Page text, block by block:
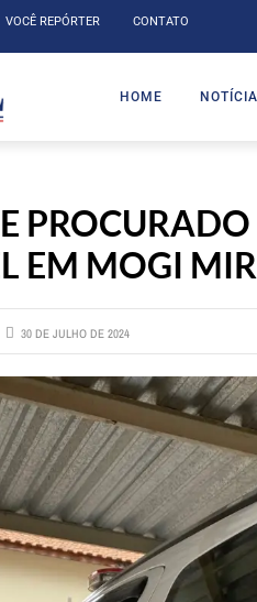
VOCÊ REPÓRTER CONTATO
HOME
PROCURADO
EM MOGI
30 DE JULHO DE 2024